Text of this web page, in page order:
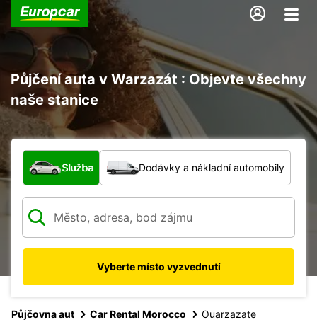
Půjčení auta v Warzazát : Objevte všechny
naše stanice
Jaký typ vozidla?
Služba Dodávky a nákladní automobily
Vyberte místo vyzvednutí
Půjčovna aut Car Rental Morocco Ouarzazate